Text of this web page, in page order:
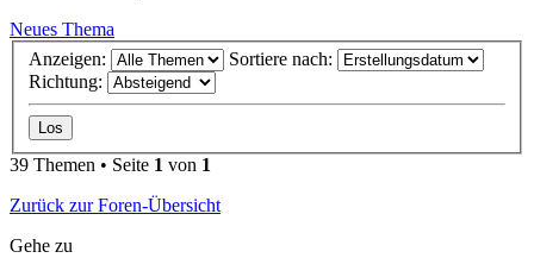
Neues Thema
Anzeigen:
Sortiere nach:
Richtung:
39 Themen • Seite 1 von 1
Zurück zur Foren-Übersicht
Gehe zu